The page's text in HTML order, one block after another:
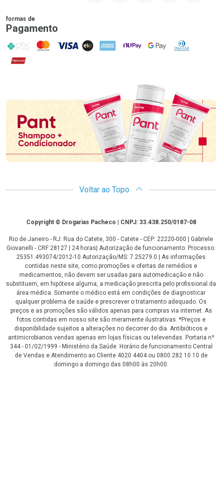
formas de
Pagamento
PIX MasterCard
VISA ELO AMEX NuPay Google PayDiners Club
Hipercard
Promoção em Destaque
Voltar ao Topo
CopyrightCopyright © Drogarias Pacheco | CNPJ: 33.438.250/0187-08
Rio de Janeiro - RJ: Rua do Catete, 300 - Catete - CEP: 22220-000 | Gabriele
Giovanelli - CRF 28127 | 24 horas| Autorização de funcionamento: Processo:
25351.493074/2012-10 Autorização/MS: 7.25279.0 | As informações
contidas neste site, como promoções e ofertas de remédios e
medicamentos, não devem ser usadas para automedicação e não
substituem, em hipótese alguma, a medicação prescrita pelo profissional da
área médica. Somente o médico está em condições de diagnosticar
qualquer problema de saúde e prescrever o tratamento adequado. Os
preços e as promoções são válidos apenas para compras via internet. As
fotos contidas em nosso site são meramente ilustrativas. *Preços e
disponibilidade sujeitos a alterações no decorrer do dia. Antibióticos e
antimicrobianos vendas apenas em lojas físicas ou televendas. Portaria nº
344 - 01/02/1999 - Ministério da Saúde. Horário de funcionamento Central
de Vendas e Atendimento ao Cliente 4020 4404 ou 0800 282 10 10 de
domingo a domingo das 08h00 às 20h00.